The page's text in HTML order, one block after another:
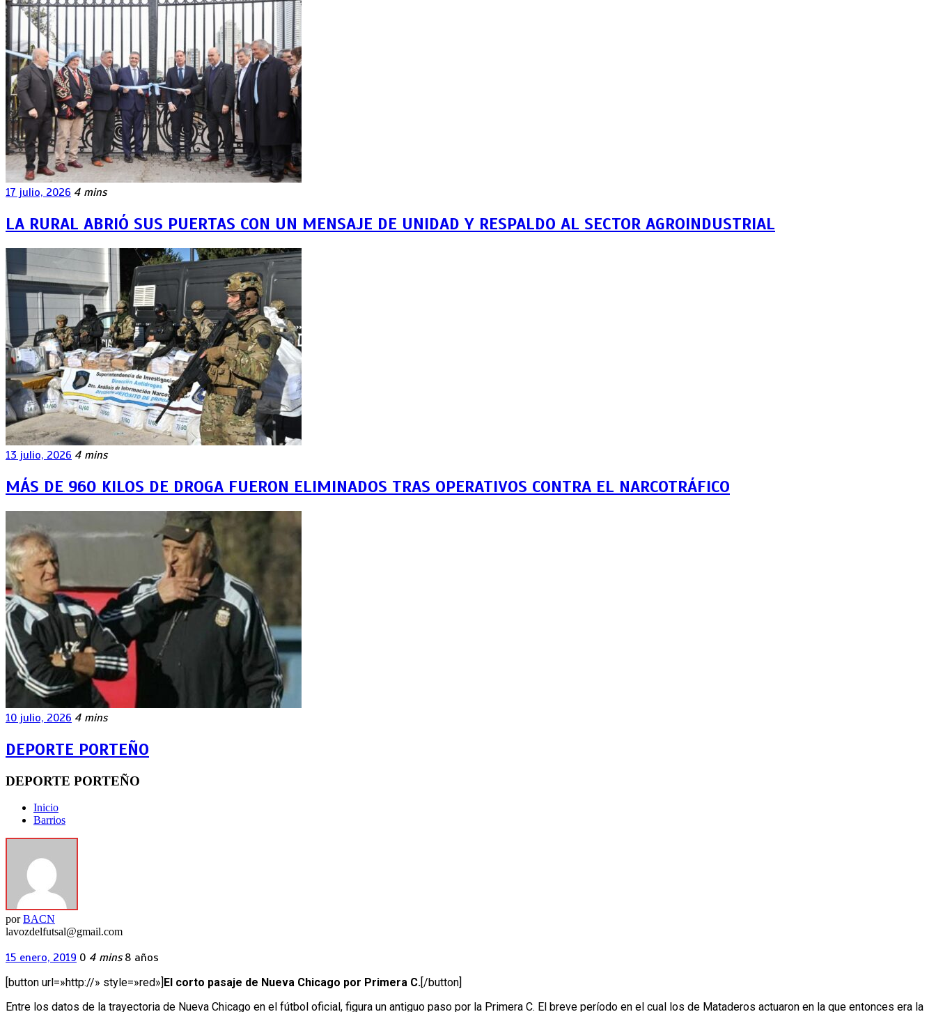
17 julio, 2026 4 mins
LA RURAL ABRIÓ SUS PUERTAS CON UN MENSAJE DE UNIDAD Y RESPALDO AL SECTOR AGROINDUSTRIAL
13 julio, 2026 4 mins
MÁS DE 960 KILOS DE DROGA FUERON ELIMINADOS TRAS OPERATIVOS CONTRA EL NARCOTRÁFICO
10 julio, 2026 4 mins
DEPORTE PORTEÑO
DEPORTE PORTEÑO
Inicio
Barrios
porBACN
lavozdelfutsal@gmail.com
15 enero, 2019 0 4 mins 8 años
[button url=»http://» style=»red»] El corto pasaje de Nueva Chicago por Primera C. [/button]
Entre los datos de la trayectoria de Nueva Chicago en el fútbol oficial, figura un antiguo paso por la Primera C. El breve período en el cual los de Mataderos actuaron en la que entonces era la